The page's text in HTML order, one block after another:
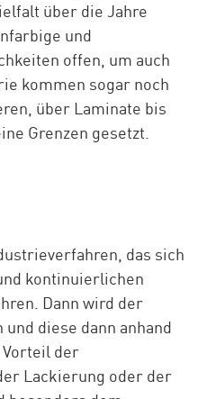
über die Jahre
und
offen, um auch
kommen sogar noch
über Laminate bis
Grenzen gesetzt.
das sich
kontinuierlichen
Dann wird der
diese dann anhand
Vorteil der
Lackierung oder der